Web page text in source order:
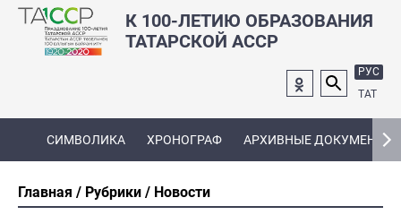
К 100-ЛЕТИЮ ОБРАЗОВАНИЯ
ТАТАРСКОЙ АССР
РУС
ТАТ
СИМВОЛИКА ХРОНОГРАФ АРХИВНЫЕ ДОКУМЕНТЫ
Главная Рубрики Новости